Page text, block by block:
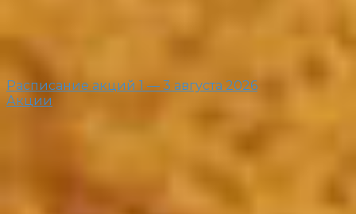
Расписание акций 1 — 3 августа 2026
Акции